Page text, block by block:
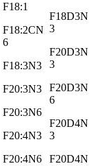
F18:1
F18:2CN
6
F18:3N3
F20:3N3
F20:3N6
F20:4N3
F20:4N6
F18D3N
3
F20D3N
3
F20D3N
6
F20D4N
3
F20D4N